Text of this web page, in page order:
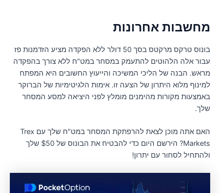
אחרונות
בונוס טרקס מרקטס בסך 50 דולר ללא הפקדה מציע הזדמנות פז
אלה הלהוטים להתעמק במסחר במט"ח ללא צורך בהפקדה
הבנה של הליכי המשיכה והייעוץ החשובים היא המפתח
מלוא היתרון של הצעה זו. אימות הלגיטימיות של הברוקר
מקורות מהימנים מומלץ לפני היציאה למסע המסחר
האם אתה מוכן לצאת להרפתקת המסחר במט"ח שלך עם Trex
Markets? הירשם היום כדי להבטיח את הבונוס של $50 שלך
לסחור עם יתרון!